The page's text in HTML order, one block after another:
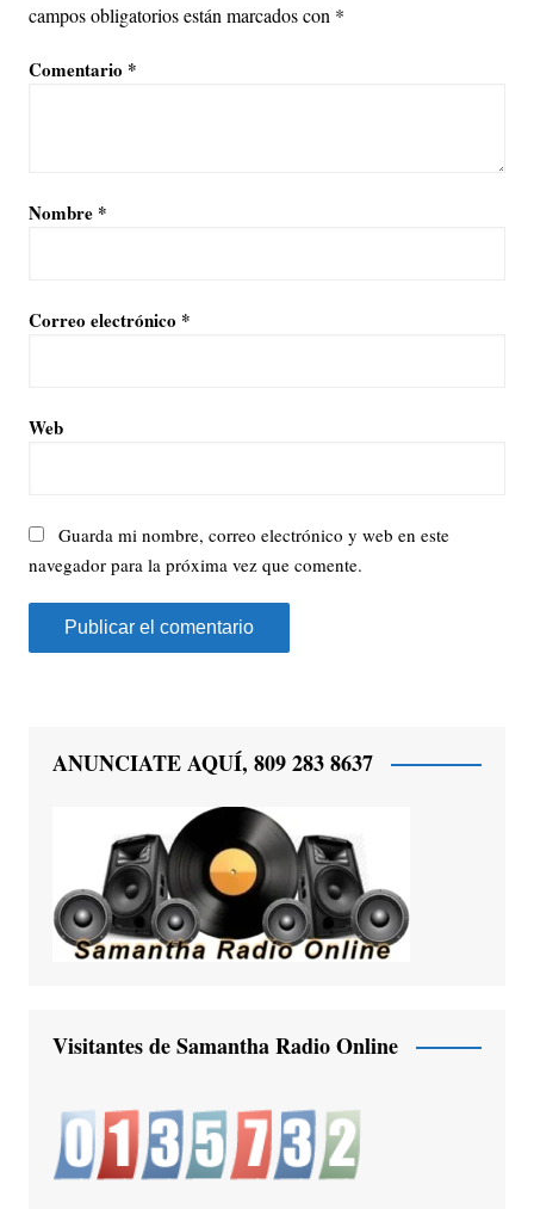
campos obligatorios están marcados con *
Comentario *
Nombre *
Correo electrónico *
Web
Guarda mi nombre, correo electrónico y web en este
navegador para la próxima vez que comente.
ANUNCIATE AQUÍ, 809 283 8637
Visitantes de Samantha Radio Online